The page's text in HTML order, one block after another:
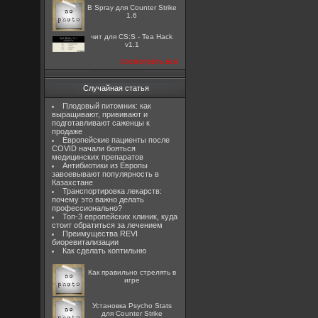
B Spray для Counter Strike
1.6
чит для CS:S - Tea Hack
v1.1
посмотреть все
Случайная статья
Плодовый питомник: как
выращивают, прививают и
подготавливают саженцы к
продаже
Европейские пациенты после
COVID начали бояться
медицинских препаратов
Антибиотики из Европы
завоевывают популярность в
Казахстане
Транспортировка лекарств:
почему это важно делать
профессионально?
Топ-3 европейских клиник, куда
стоит обратиться за лечением
Преимущества REVI
биоревитализации
Как сделать коптильню
Как правильно стрелять в
игре
Установка Psycho Stats
для Counter Strike